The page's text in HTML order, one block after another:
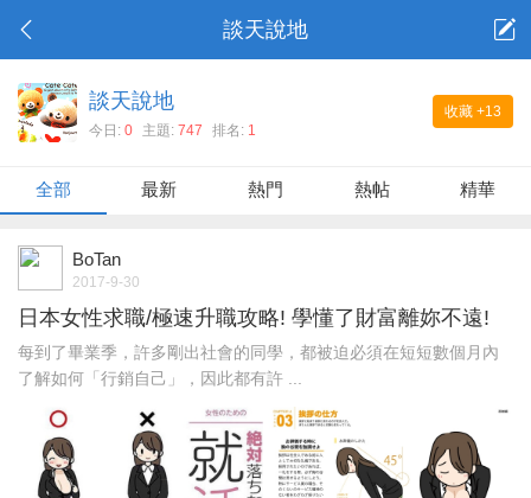
談天說地
收藏 +13
談天說地
今日: 0 主題: 747 排名: 1
全部 最新 熱門 熱帖 精華
BoTan
2017-9-30
日本女性求職/極速升職攻略! 學懂了財富離妳不遠!
每到了畢業季，許多剛出社會的同學，都被迫必須在短短數個月內
了解如何「行銷自己」，因此都有許 ...